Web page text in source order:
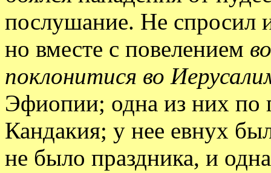
послушание. Не спросил
но вместе с повелением
поклонитися во
Эфиопии; одна из них по
Кандакия; у нее евнух
не было праздника, и